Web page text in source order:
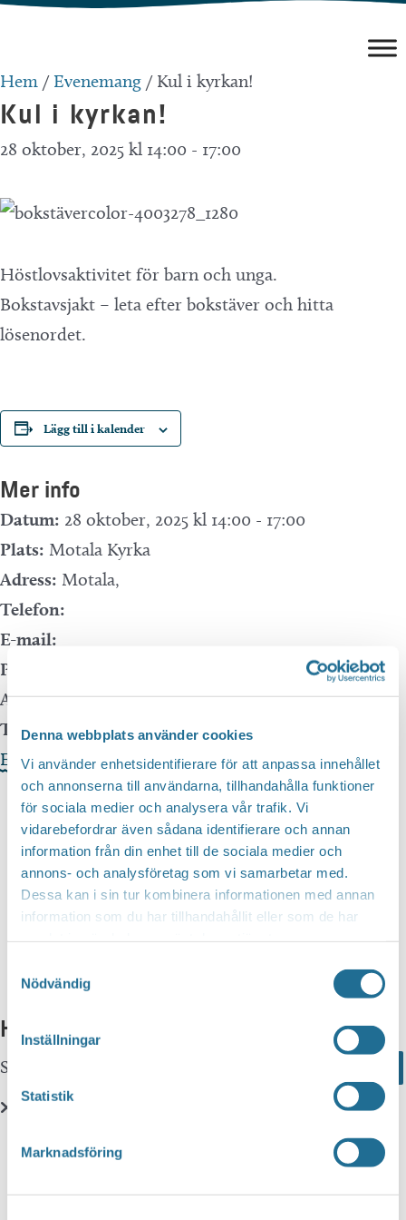
Denna webbplats använder cookies
Vi använder enhetsidentifierare för att anpassa innehållet
och annonserna till användarna, tillhandahålla funktioner
för sociala medier och analysera vår trafik. Vi
vidarebefordrar även sådana identifierare och annan
information från din enhet till de sociala medier och
annons- och analysföretag som vi samarbetar med.
Dessa kan i sin tur kombinera informationen med annan
information som du har tillhandahållit eller som de har
Nödvändig
Inställningar
Statistik
Marknadsföring
Hoppa
innehåll
Hem /Evenemang / Kul i kyrkan!
Kul i kyrkan!
28 oktober, 2025 kl 14:00 - 17:00
Höstlovsaktivitet för barn och unga.
Bokstavsjakt – leta efter bokstäver och hitta
lösenordet.
Lägg till i kalender
Mer info
Datum: 28 oktober, 2025 kl 14:00 - 17:00
Plats: Motala Kyrka
Adress: Motala,
Telefon:
E-mail:
Pris:
Arrangör:Svenska kyrkan Motala
Telefonnummer arrangör:
Evenemangets webbplats »
Hittar du inte vad du söker?
Sök här...